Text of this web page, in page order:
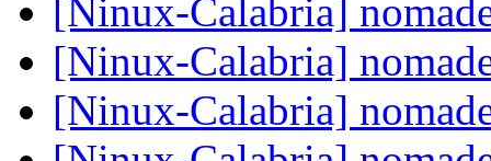
[Ninux-Calabria]
[Ninux-Calabria]
[Ninux-Calabria]